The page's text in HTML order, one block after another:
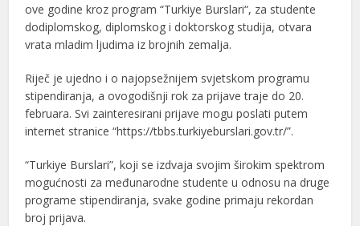
ove godine kroz program “Turkiye Burslari“, za studente
dodiplomskog, diplomskog i doktorskog studija, otvara
vrata mladim ljudima iz brojnih zemalja.
Riječ je ujedno i o najopsežnijem svjetskom programu
stipendiranja, a ovogodišnji rok za prijave traje do 20.
februara. Svi zainteresirani prijave mogu poslati putem
internet stranice “https://tbbs.turkiyeburslari.gov.tr/”.
“Turkiye Burslari”, koji se izdvaja svojim širokim spektrom
mogućnosti za međunarodne studente u odnosu na druge
programe stipendiranja, svake godine primaju rekordan
broj prijava.